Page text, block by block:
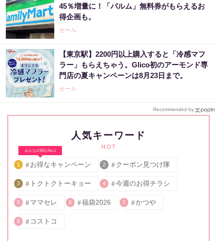
45％増量に！「パルム」無料券がもらえるお
得企画も。
セール
【東京駅】2200円以上購入すると「冷感マフ
ラー」もらえちゃう。Glico初のアーモンド専
門店の夏キャンペーンは8月23日まで。
セール
Recommended by
人気キーワード
HOT
みんなの関心No.1
1 お得なキャンペーン 2 クーポン見つけ隊
3 トクトクトーキョー 4 今週のお得チラシ
5 ママセレ 6 福袋2026 7 かつや
8 コストコ